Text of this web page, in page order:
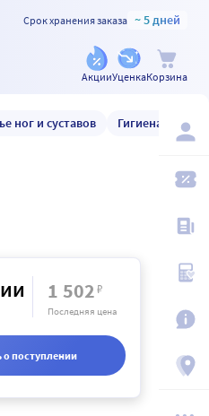
Срок хранения заказа ~ 5 дней
АкцииУценкаКорзина
ног и суставов Гигиена и уход
1 502₽
Последняя цена
о поступлении